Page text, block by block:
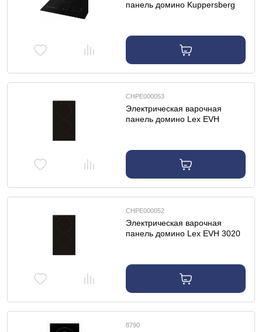
панель домино Kuppersberg
CHPE000053
Электрическая варочная
панель домино Lex EVH
CHPE000052
Электрическая варочная
панель домино Lex EVH 3020
8790